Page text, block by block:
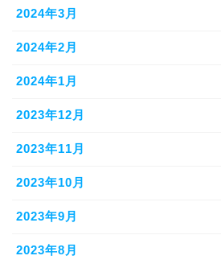
2024年3月
2024年2月
2024年1月
2023年12月
2023年11月
2023年10月
2023年9月
2023年8月